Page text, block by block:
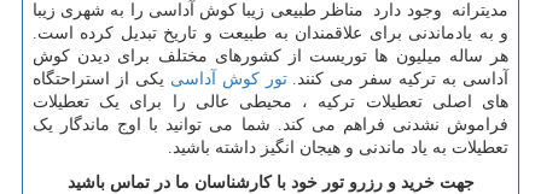
مدیترانه وجود دارد مناظر طبیعی زیبا کوش آداسی را به شهری زیبا
و به یادماندنی برای علاقمندان به طبیعت و تاریخ تبدیل کرده است.
هر ساله میلیون ها توریست از کشورهای مختلف برای دیدن کوش
آداسی به ترکیه سفر می کنند.تور کوش آداسی یکی از استراحتگاه
های اصلی تعطیلات ترکیه ، محیطی عالی را برای یک تعطیلات
فراموش نشدنی فراهم می کند. شما می توانید با اوج ماندگار یک
تعطیلات به یاد ماندنی و هیجان انگیز داشته باشید.
جهت خرید و رزرو تور خود با کارشناسان ما در تماس باشید